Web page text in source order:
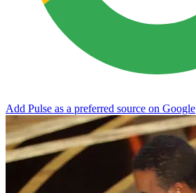
Add Pulse as a preferred source on Google